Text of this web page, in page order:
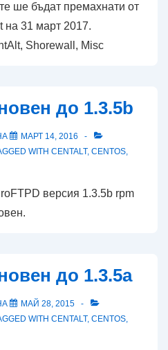
ше бъдат премахнати от
на 31 март 2017.
Shorewall, Misc
до 1.3.5b
МАРТ 14, 2016
WITH CENTALT, CENTOS,
версия 1.3.5b rpm
до 1.3.5a
МАЙ 28, 2015
WITH CENTALT, CENTOS,